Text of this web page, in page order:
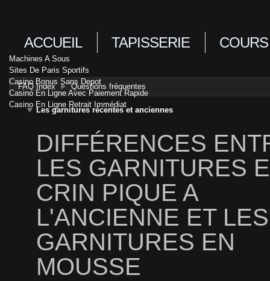
ACCUEIL TAPISSERIE COURS
Machines A Sous
Sites De Paris Sportifs
Casino Bonus Sans Depot
Casino En Ligne Avec Paiement Rapide
Casino En Ligne Retrait Immédiat
FAQ Index Questions fréquentes
Les garnitures récentes et anciennes
DIFFÉRENCES
LES GARNITURES
CRIN PIQUE A
L'ANCIENNE ET LES
GARNITURES EN
MOUSSE